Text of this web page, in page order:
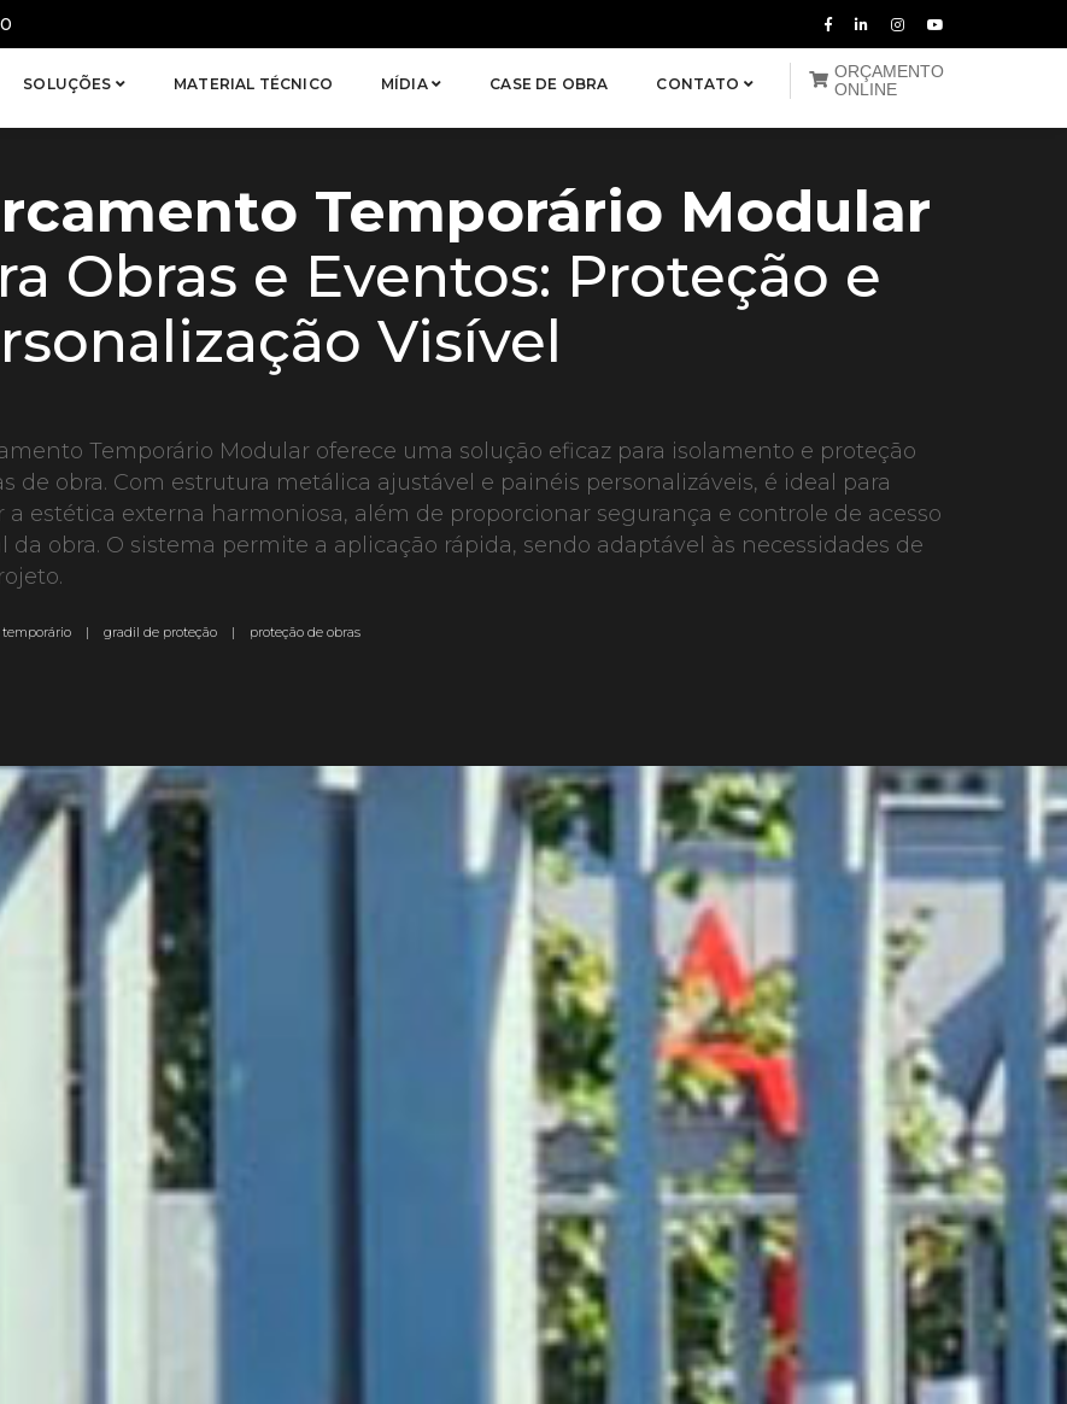
SOLUÇÕES MATERIAL TÉCNICO MÍDIA CASE DE OBRA CONTATO
ORÇAMENTO
ONLINE
Temporário Modular
Obras e Eventos: Proteção e
Visível
Temporário Modular oferece uma solução eficaz para isolamento e proteção
de obra. Com estrutura metálica ajustável e painéis personalizáveis, é ideal para
a estética externa harmoniosa, além de proporcionar segurança e controle de acesso
da obra. O sistema permite a aplicação rápida, sendo adaptável às necessidades de
| gradil de proteção| proteção de obras